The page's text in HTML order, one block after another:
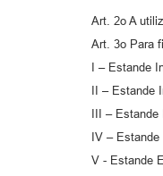
Art. 2o A
Art. 3o Para
I – Estande
II –
III –
IV –
V - Estande